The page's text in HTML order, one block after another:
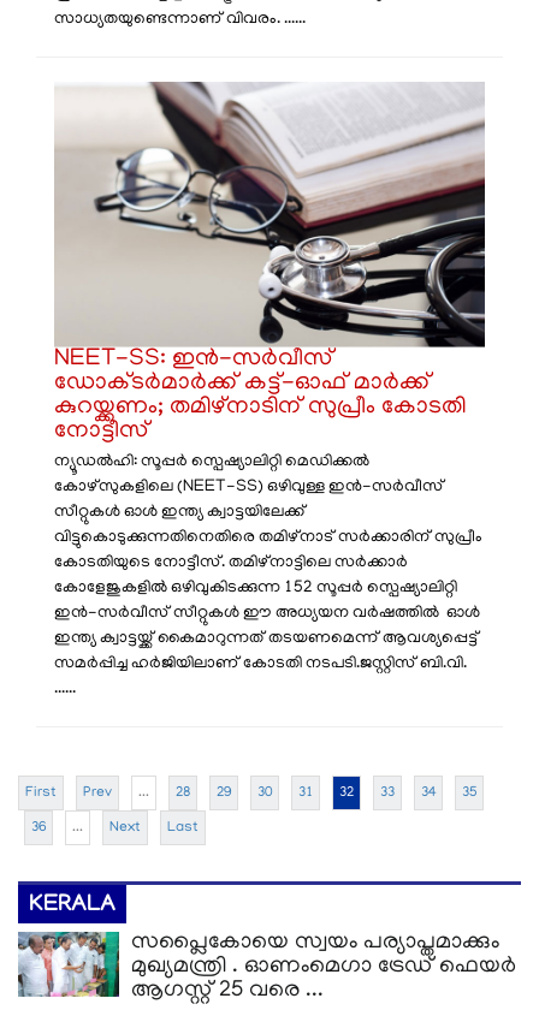
സാധ്യതയുണ്ടെന്നാണ് വിവരം. ......
NEET-SS: ഇൻ-സർവീസ്
ഡോക്ടർമാർക്ക് കട്ട്-ഓഫ് മാർക്ക്
കുറയ്ക്കണം; തമിഴ്‌നാടിന് സുപ്രീം കോടതി
നോട്ടീസ്
​ന്യൂഡൽഹി: സൂപ്പർ സ്പെഷ്യാലിറ്റി മെഡിക്കൽ
കോഴ്സുകളിലെ (NEET-SS) ഒഴിവുള്ള ഇൻ-സർവീസ്
സീറ്റുകൾ ഓൾ ഇന്ത്യ ക്വാട്ടയിലേക്ക്
വിട്ടുകൊടുക്കുന്നതിനെതിരെ തമിഴ്‌നാട് സർക്കാരിന് സുപ്രീം
കോടതിയുടെ നോട്ടീസ്. തമിഴ്‌നാട്ടിലെ സർക്കാർ
കോളേജുകളിൽ ഒഴിവുകിടക്കുന്ന 152 സൂപ്പർ സ്പെഷ്യാലിറ്റി
ഇൻ-സർവീസ് സീറ്റുകൾ ഈ അധ്യയന വർഷത്തിൽ ഓൾ
ഇന്ത്യ ക്വാട്ടയ്ക്ക് കൈമാറുന്നത് തടയണമെന്ന് ആവശ്യപ്പെട്ട്
സമർപ്പിച്ച ഹർജിയിലാണ് കോടതി നടപടി. ​ജസ്റ്റിസ് ബി.വി.
......
First Prev ... 28 29 30 31 32 33 34 35
36 ... Next Last
KERALA
സപ്ലൈകോയെ സ്വയം പര്യാപ്തമാക്കും
മുഖ്യമന്ത്രി . ഓണംമെഗാ ട്രേഡ് ഫെയർ
ആഗസ്റ്റ് 25 വരെ ...